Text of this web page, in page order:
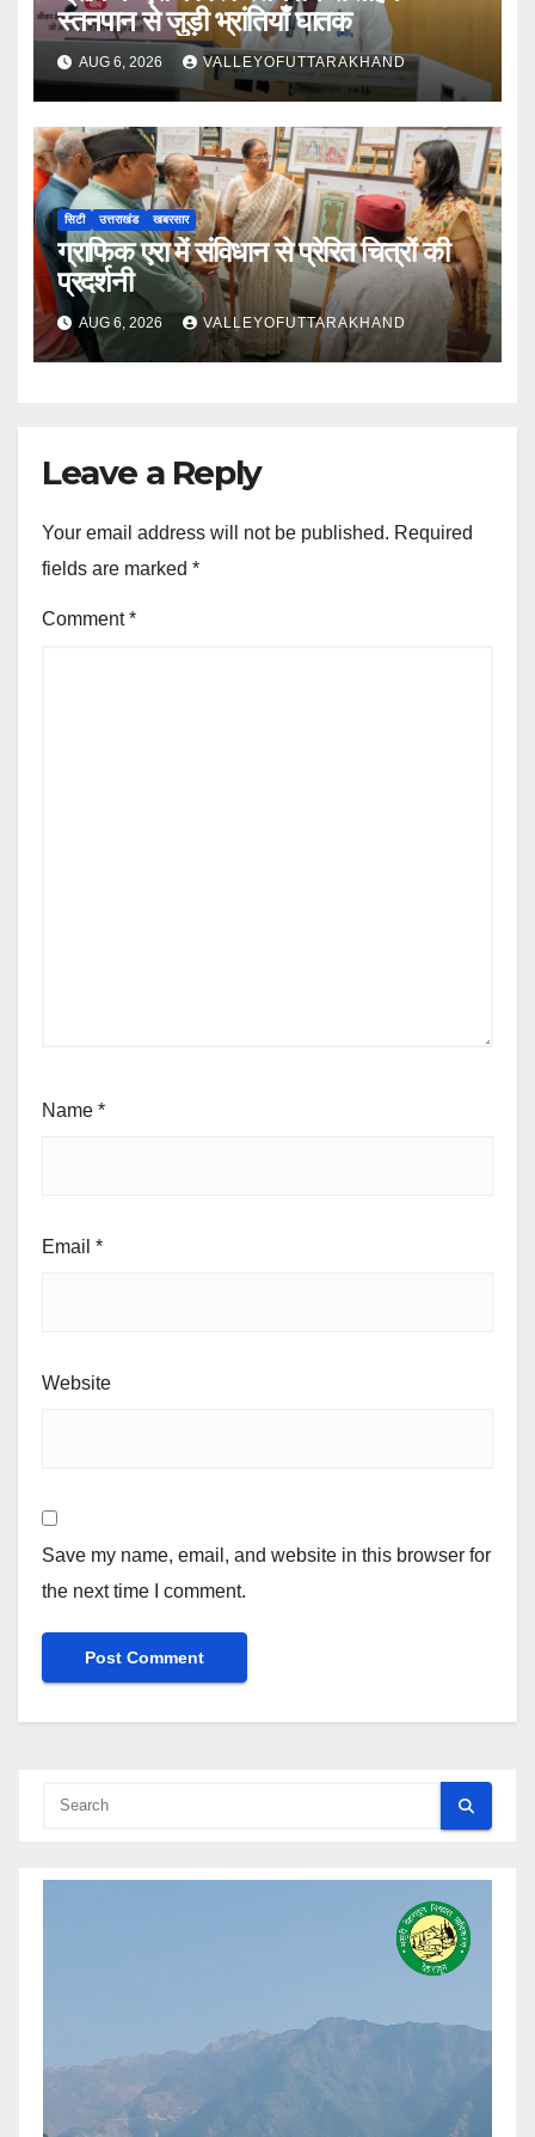
स्तनपान से जुड़ी भ्रांतियाँ घातक
AUG 6, 2026 VALLEYOFUTTARAKHAND
सिटी उत्तराखंड खबरसार
ग्राफिक एरा में संविधान से प्रेरित चित्रों की
प्रदर्शनी
AUG 6, 2026 VALLEYOFUTTARAKHAND
Leave a Reply
Your email address will not be published. Required
fields are marked *
Comment*
Name *
Email *
Website
Save my name, email, and website in this browser for
the next time I comment.